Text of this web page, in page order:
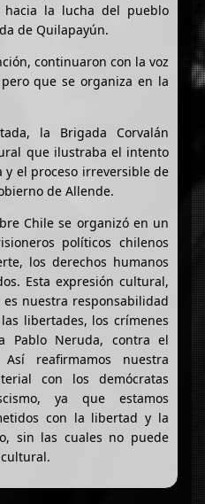
hacia la lucha del pueblo
de Quilapayún.
continuaron con la voz
que se organiza en la
la Brigada Corvalán
que ilustraba el intento
el proceso irreversible de
de Allende.
Chile se organizó en un
políticos chilenos
los derechos humanos
Esta expresión cultural,
nuestra responsabilidad
libertades, los crímenes
Pablo Neruda, contra el
reafirmamos nuestra
con los demócratas
ya que estamos
con la libertad y la
sin las cuales no puede